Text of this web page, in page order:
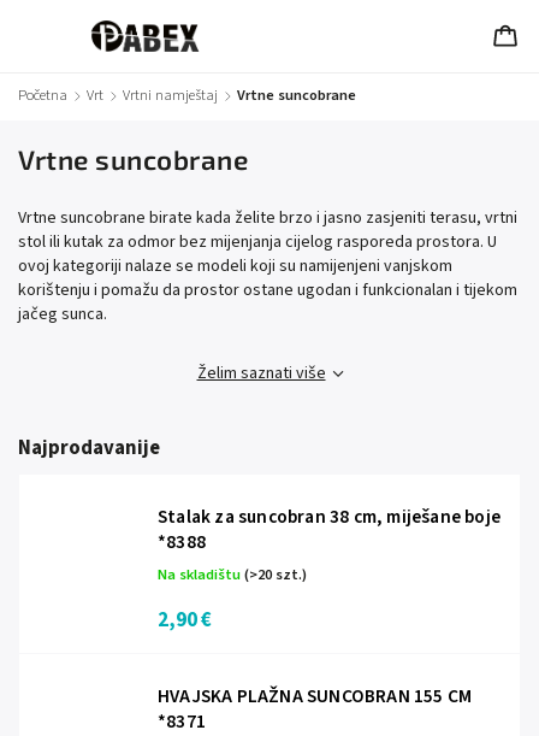
Početna / Vrt / Vrtni namještaj / Vrtne suncobrane
Vrtne suncobrane
Vrtne suncobrane birate kada želite brzo i jasno zasjeniti terasu, vrtni
stol ili kutak za odmor bez mijenjanja cijelog rasporeda prostora. U
ovoj kategoriji nalaze se modeli koji su namijenjeni vanjskom
korištenju i pomažu da prostor ostane ugodan i funkcionalan i tijekom
jačeg sunca.
Želim saznati više
Najprodavanije
Stalak za suncobran 38 cm, miješane boje
*8388
Na skladištu(>20 szt.)
2,90 €
HVAJSKA PLAŽNA SUNCOBRAN 155 CM
*8371